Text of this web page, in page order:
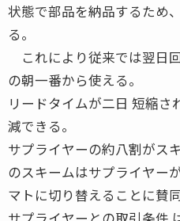
状態で部品を納品するため
る。
これにより従来では翌日
の朝一番から使える。
リードタイムが二日 短縮
減できる。
サプライヤーの約八割が
のスキームはサプライヤー
マトに切り替えることに賛